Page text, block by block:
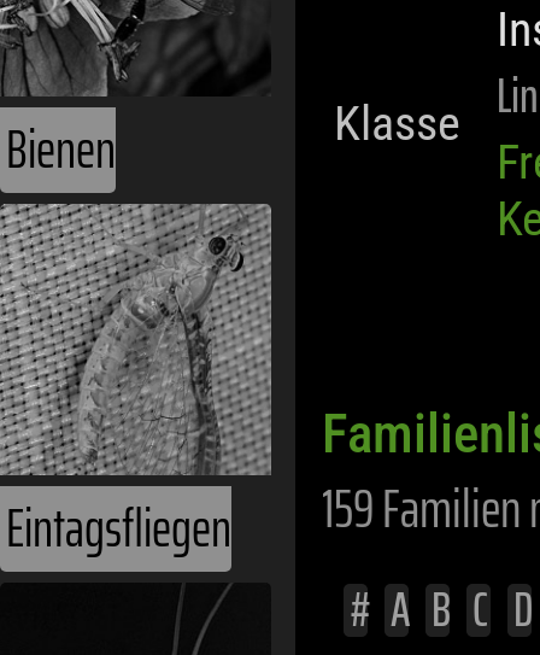
Bienen
Eintagsfliegen
Klasse
159 Familien
# A B C D